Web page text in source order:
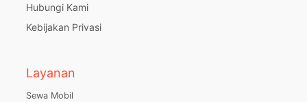
Hubungi Kami
Kebijakan Privasi
Layanan
Sewa Mobil